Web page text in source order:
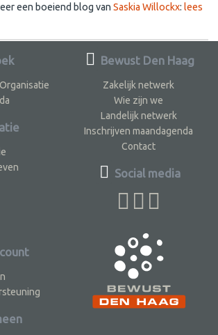
een boeiend blog van Saskia Willockx: lees
Bewust Den Haag
Zakelijk netwerk
Wie zijn we
Landelijk netwerk
Inschrijven maandagenda
Contact
Social media